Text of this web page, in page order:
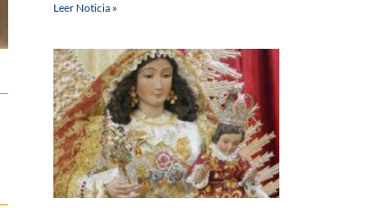
Leer Noticia »